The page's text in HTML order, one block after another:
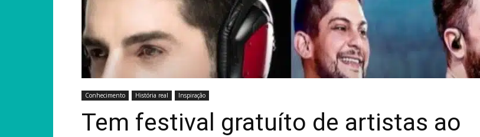
Conhecimento História real Inspiração
Tem festival gratuíto de artistas ao